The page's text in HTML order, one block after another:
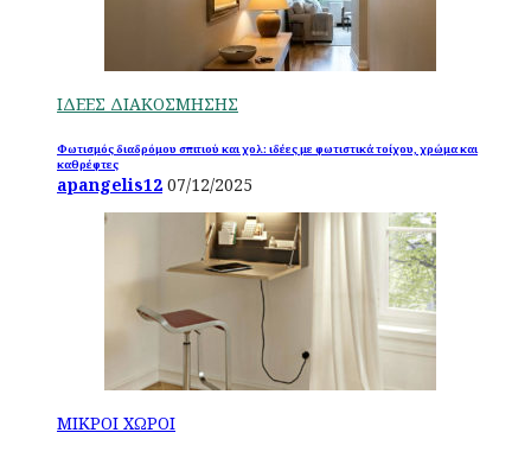
ΙΔΕΕΣ ΔΙΑΚΟΣΜΗΣΗΣ
Φωτισμός διαδρόμου σπιτιού και χολ: ιδέες με φωτιστικά τοίχου, χρώμα και
καθρέφτες
apangelis12 07/12/2025
ΜΙΚΡΟΙ ΧΩΡΟΙ